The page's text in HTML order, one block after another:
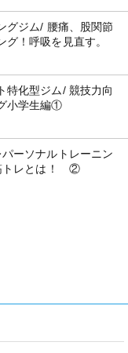
グジム/ 腰痛、股関節
！呼吸を見直す。
化型ジム/ 競技力向
小学生編①
ーソナルトレーニン
トレとは！ ②